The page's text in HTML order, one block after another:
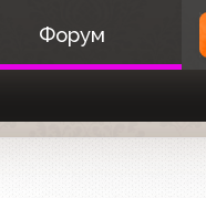
Форум
01:31